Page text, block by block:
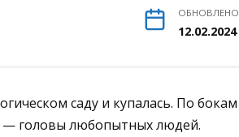
ОБНОВЛЕНО
12.02.2024
саду и купалась. По бокам
— головы любопытных людей.